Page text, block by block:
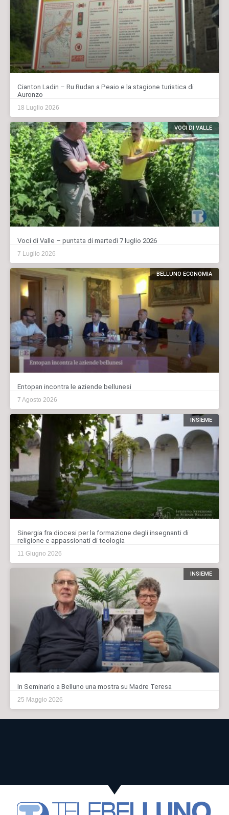
Cianton Ladin – Ru Rudan a Peaio e la stagione turistica di
Auronzo
18 Luglio 2026
VOCI DI VALLE
Voci di Valle – puntata di martedì 7 luglio 2026
7 Luglio 2026
BELLUNO ECONOMIA
Entopan incontra le aziende bellunesi
7 Agosto 2026
INSIEME
Sinergia fra diocesi per la formazione degli insegnanti di
religione e appassionati di teologia
11 Giugno 2026
INSIEME
In Seminario a Belluno una mostra su Madre Teresa
25 Maggio 2026